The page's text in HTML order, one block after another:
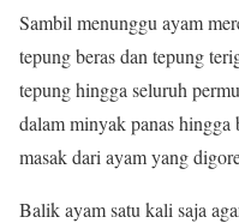
Sambil menunggu ayam
tepung beras dan tepung
tepung hingga seluruh
dalam minyak panas hingga
masak dari ayam yang
Balik ayam satu kali saja